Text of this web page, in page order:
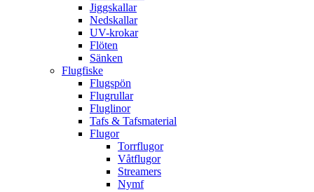
Jiggskallar
Nedskallar
UV-krokar
Flöten
Sänken
Flugfiske
Flugspön
Flugrullar
Fluglinor
Tafs & Tafsmaterial
Flugor
Torrflugor
Våtflugor
Streamers
Nymf